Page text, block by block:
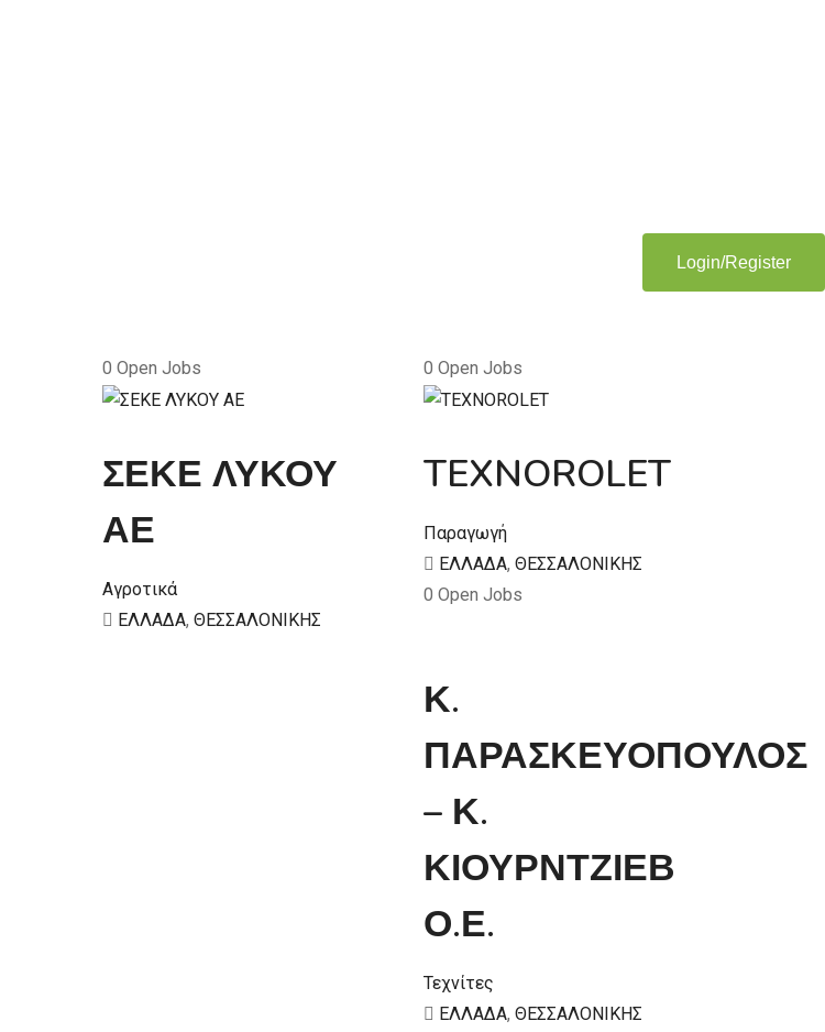
Login/Register
0 Open Jobs
ΣΕΚΕ ΛΥΚΟΥ
ΑΕ
Αγροτικά
ΕΛΛΑΔΑ, ΘΕΣΣΑΛΟΝΙΚΗΣ
0 Open Jobs
TEXNOROLET
Παραγωγή
ΕΛΛΑΔΑ,ΘΕΣΣΑΛΟΝΙΚΗΣ
0 Open Jobs
Κ.
ΠΑΡΑΣΚΕΥΟΠΟΥΛΟΣ
– Κ.
ΚΙΟΥΡΝΤΖΙΕΒ
Ο.Ε.
Τεχνίτες
ΕΛΛΑΔΑ,ΘΕΣΣΑΛΟΝΙΚΗΣ